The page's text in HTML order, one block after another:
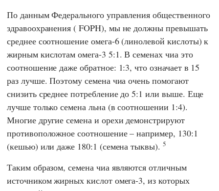
По даннымФедерального управления общественного
здравоохранения (FOPH), мы не должны превышать
среднее соотношение омега-6 (линолевой кислоты) к
жирным кислотам омега-3 5:1. В семенах чиа это
соотношение даже обратное: 1:3, что означает в 15
раз лучше. Поэтому семена чиа очень помогают
снизить среднее потребление до 5:1 или выше. Еще
лучше только семена льна (в соотношении 1:4).
Многие другие семена и орехи демонстрируют
противоположное соотношение – например, 130:1
(кешью) или даже 180:1 (семена тыквы). 5
Таким образом, семена чиа являются отличным
источником жирных кислот омега-3, из которых